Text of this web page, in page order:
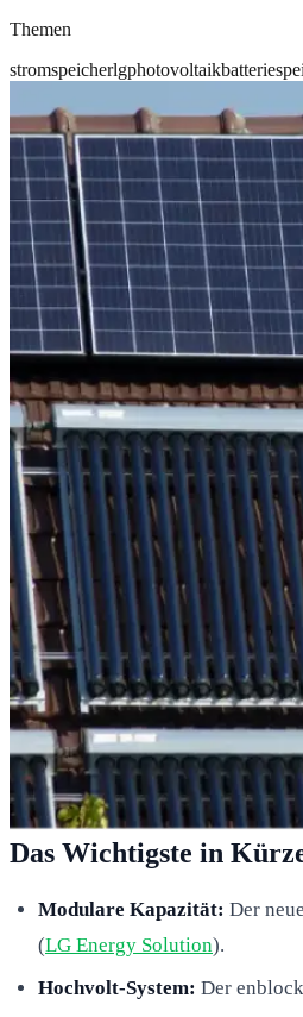
Themen
stromspeicherlgphotovoltaik
Das Wichtigste in
Modulare Kapazität: Der neue
(LG Energy Solution).
Hochvolt-System: Der